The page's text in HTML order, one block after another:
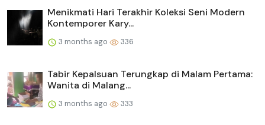
Menikmati Hari Terakhir Koleksi Seni Modern
Kontemporer Kary...
3 months ago 336
Tabir Kepalsuan Terungkap di Malam Pertama:
Wanita di Malang...
3 months ago 333